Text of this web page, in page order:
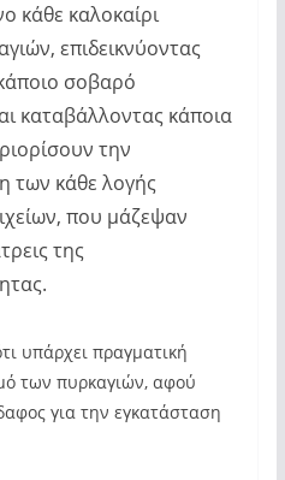
κάθε καλοκαίρι
επιδεικνύοντας
σοβαρό
καταβάλλοντας κάποια
την
των κάθε λογής
που μάζεψαν
της
υπάρχει πραγματική
των πυρκαγιών, αφού
για την εγκατάσταση